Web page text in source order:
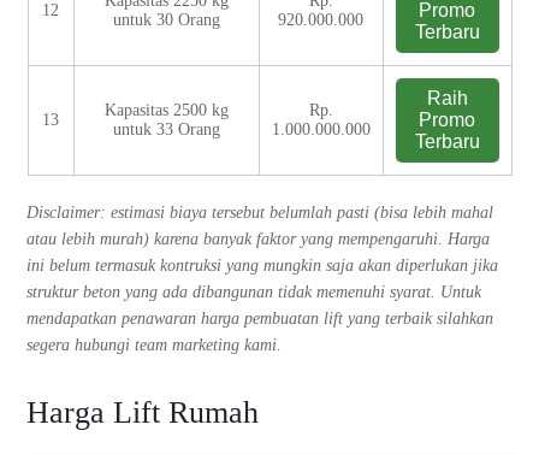
12
untuk 30 Orang
920.000.000
Promo
Terbaru
13
Kapasitas 2500 kg
untuk 33 Orang
Rp.
1.000.000.000
Raih
Promo
Terbaru
Disclaimer: estimasi biaya tersebut belumlah pasti (bisa lebih mahal
atau lebih murah) karena banyak faktor yang mempengaruhi. Harga
ini belum termasuk kontruksi yang mungkin saja akan diperlukan jika
struktur beton yang ada dibangunan tidak memenuhi syarat. Untuk
mendapatkan penawaran harga pembuatan lift yang terbaik silahkan
segera hubungi team marketing kami.
Harga Lift Rumah